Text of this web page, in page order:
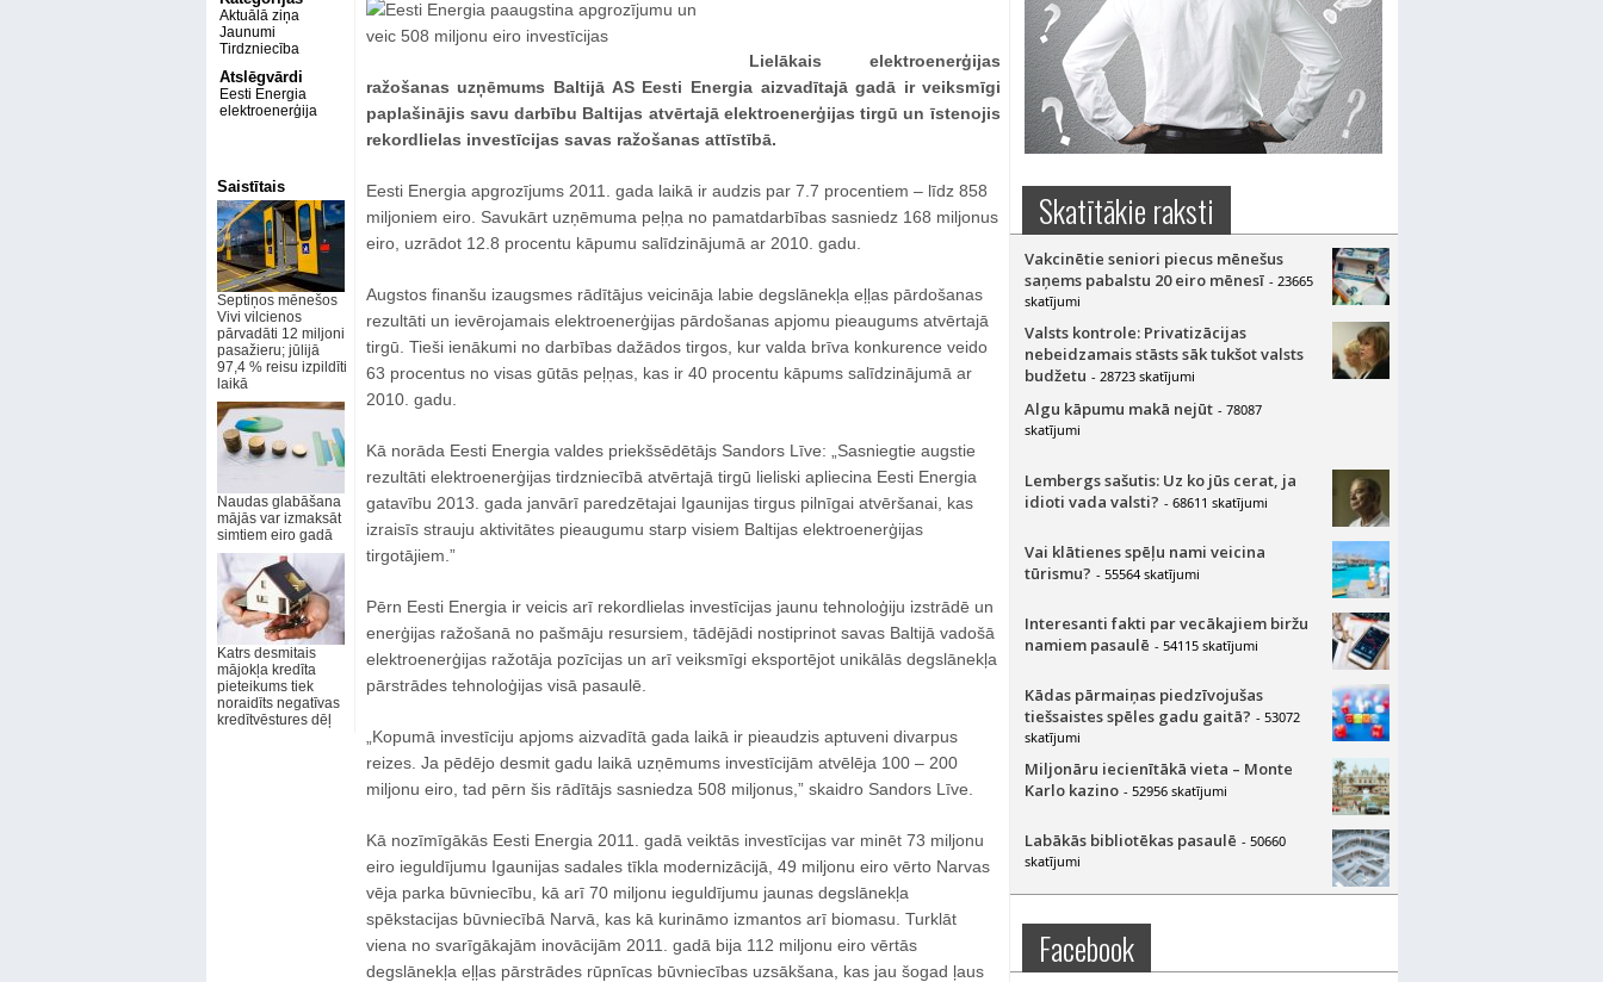
Aktuālā ziņa
Jaunumi
Tirdzniecība
Atslēgvārdi
Eesti Energia
elektroenerģija
Saistītais
Septiņos mēnešos
Vivi vilcienos
pārvadāti 12 miljoni
pasažieru; jūlijā
97,4 % reisu izpildīti
laikā
Naudas glabāšana
mājās var izmaksāt
simtiem eiro gadā
Katrs desmitais
mājokļa kredīta
pieteikums tiek
noraidīts negatīvas
kredītvēstures dēļ
Lielākais elektroenerģijas
ražošanas uzņēmums Baltijā AS Eesti Energia aizvadītajā gadā ir veiksmīgi
paplašinājis savu darbību Baltijas atvērtajā elektroenerģijas tirgū un īstenojis
rekordlielas investīcijas savas ražošanas attīstībā.
Eesti Energia apgrozījums 2011. gada laikā ir audzis par 7.7 procentiem – līdz 858
miljoniem eiro. Savukārt uzņēmuma peļņa no pamatdarbības sasniedz 168 miljonus
eiro, uzrādot 12.8 procentu kāpumu salīdzinājumā ar 2010. gadu.
Augstos finanšu izaugsmes rādītājus veicināja labie degslānekļa eļļas pārdošanas
rezultāti un ievērojamais elektroenerģijas pārdošanas apjomu pieaugums atvērtajā
tirgū. Tieši ienākumi no darbības dažādos tirgos, kur valda brīva konkurence veido
63 procentus no visas gūtās peļņas, kas ir 40 procentu kāpums salīdzinājumā ar
2010. gadu.
Kā norāda Eesti Energia valdes priekšsēdētājs Sandors Līve: „Sasniegtie augstie
rezultāti elektroenerģijas tirdzniecībā atvērtajā tirgū lieliski apliecina Eesti Energia
gatavību 2013. gada janvārī paredzētajai Igaunijas tirgus pilnīgai atvēršanai, kas
izraisīs strauju aktivitātes pieaugumu starp visiem Baltijas elektroenerģijas
tirgotājiem.”
Pērn Eesti Energia ir veicis arī rekordlielas investīcijas jaunu tehnoloģiju izstrādē un
enerģijas ražošanā no pašmāju resursiem, tādējādi nostiprinot savas Baltijā vadošā
elektroenerģijas ražotāja pozīcijas un arī veiksmīgi eksportējot unikālās degslānekļa
pārstrādes tehnoloģijas visā pasaulē.
„Kopumā investīciju apjoms aizvadītā gada laikā ir pieaudzis aptuveni divarpus
reizes. Ja pēdējo desmit gadu laikā uzņēmums investīcijām atvēlēja 100 – 200
miljonu eiro, tad pērn šis rādītājs sasniedza 508 miljonus,” skaidro Sandors Līve.
Kā nozīmīgākās Eesti Energia 2011. gadā veiktās investīcijas var minēt 73 miljonu
eiro ieguldījumu Igaunijas sadales tīkla modernizācijā, 49 miljonu eiro vērto Narvas
vēja parka būvniecību, kā arī 70 miljonu ieguldījumu jaunas degslānekļa
spēkstacijas būvniecībā Narvā, kas kā kurināmo izmantos arī biomasu. Turklāt
viena no svarīgākajām inovācijām 2011. gadā bija 112 miljonu eiro vērtās
degslānekļa eļļas pārstrādes rūpnīcas būvniecības uzsākšana, kas jau šogad ļaus
Skatītākie raksti
Vakcinētie seniori piecus mēnešus
saņems pabalstu 20 eiro mēnesī - 23665
skatījumi
Valsts kontrole: Privatizācijas
nebeidzamais stāsts sāk tukšot valsts
budžetu - 28723 skatījumi
Algu kāpumu makā nejūt - 78087
skatījumi
Lembergs sašutis: Uz ko jūs cerat, ja
idioti vada valsti? - 68611 skatījumi
Vai klātienes spēļu nami veicina
tūrismu? - 55564 skatījumi
Interesanti fakti par vecākajiem biržu
namiem pasaulē - 54115 skatījumi
Kādas pārmaiņas piedzīvojušas
tiešsaistes spēles gadu gaitā? - 53072
skatījumi
Miljonāru iecienītākā vieta – Monte
Karlo kazino - 52956 skatījumi
Labākās bibliotēkas pasaulē - 50660
skatījumi
Facebook